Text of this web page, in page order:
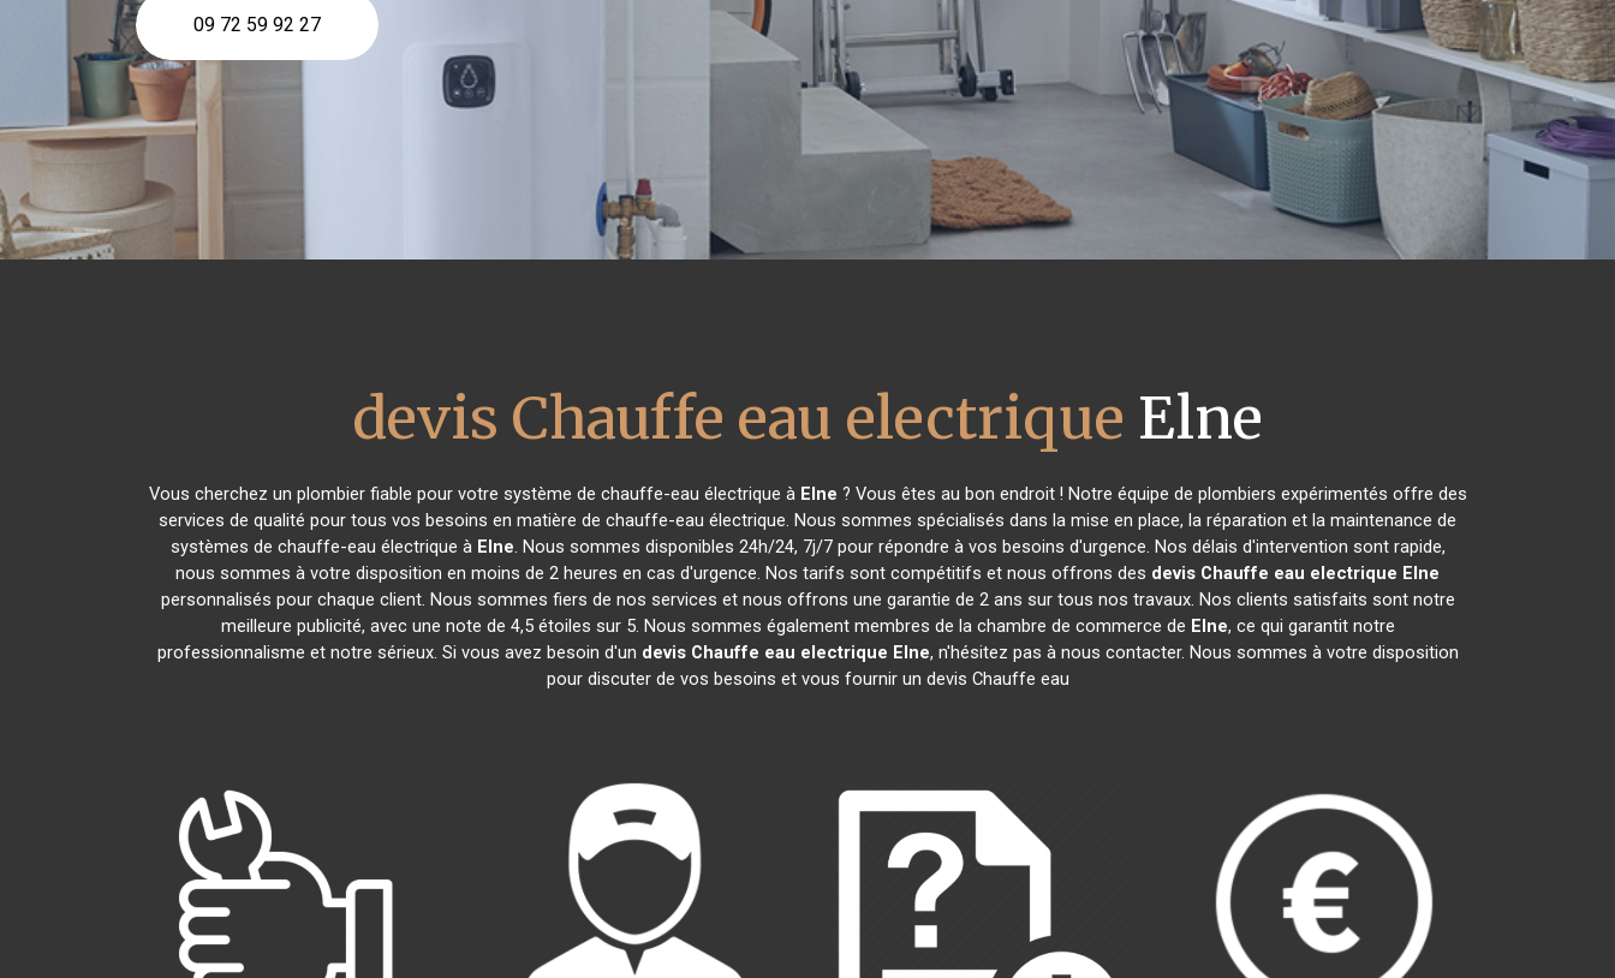
09 72 59 92 27
devis Chauffe eau electrique Elne
Vous cherchez un plombier fiable pour votre système de chauffe-eau électrique à Elne ? Vous êtes au bon endroit ! Notre équipe de plombiers expérimentés offre des
services de qualité pour tous vos besoins en matière de chauffe-eau électrique. Nous sommes spécialisés dans la mise en place, la réparation et la maintenance de
systèmes de chauffe-eau électrique à Elne. Nous sommes disponibles 24h/24, 7j/7 pour répondre à vos besoins d'urgence. Nos délais d'intervention sont rapide,
nous sommes à votre disposition en moins de 2 heures en cas d'urgence. Nos tarifs sont compétitifs et nous offrons des devis Chauffe eau electrique Elne
personnalisés pour chaque client. Nous sommes fiers de nos services et nous offrons une garantie de 2 ans sur tous nos travaux. Nos clients satisfaits sont notre
meilleure publicité, avec une note de 4,5 étoiles sur 5. Nous sommes également membres de la chambre de commerce de Elne, ce qui garantit notre
professionnalisme et notre sérieux. Si vous avez besoin d'un devis Chauffe eau electrique Elne, n'hésitez pas à nous contacter. Nous sommes à votre disposition
pour discuter de vos besoins et vous fournir un devis Chauffe eau